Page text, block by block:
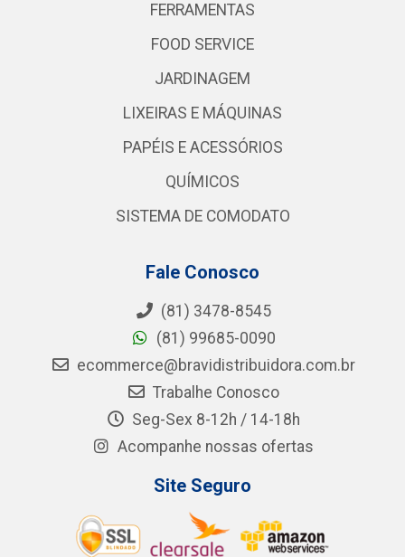
FERRAMENTAS
FOOD SERVICE
JARDINAGEM
LIXEIRAS E MÁQUINAS
PAPÉIS E ACESSÓRIOS
QUÍMICOS
SISTEMA DE COMODATO
Fale Conosco
(81) 3478-8545
(81) 99685-0090
ecommerce@bravidistribuidora.com.br
Trabalhe Conosco
Seg-Sex 8-12h / 14-18h
Acompanhe nossas ofertas
Site Seguro